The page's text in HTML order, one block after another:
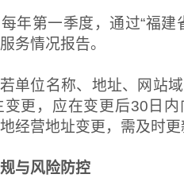
第一季度，通过“福建
务情况报告。
位名称、地址、网站域
变更，应在变更后30日
经营地址变更，需及时
与风险防控